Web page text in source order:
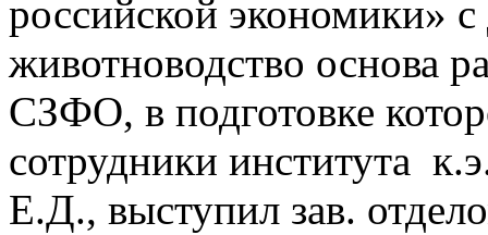
российской экономики»
животноводство основа
СЗФО, в подготовке
сотрудники института
Е.Д., выступил зав.